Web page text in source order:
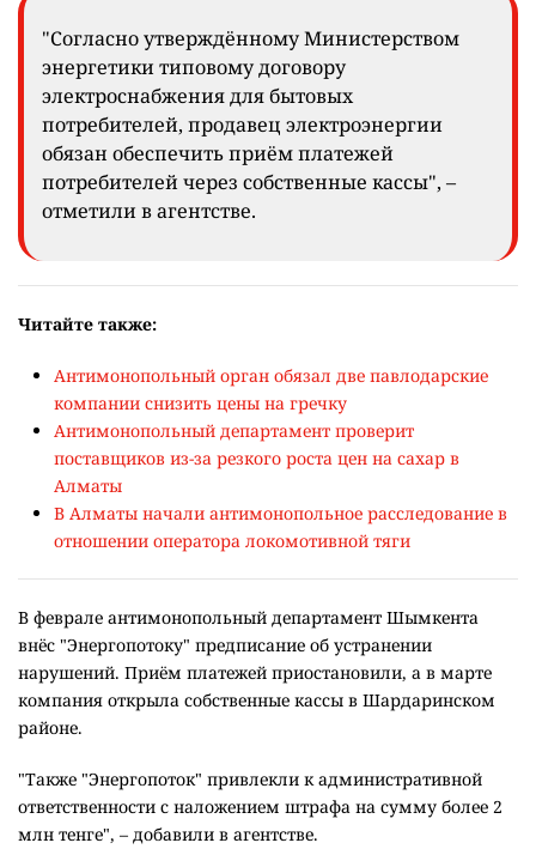
"Согласно утверждённому Министерством
энергетики типовому договору
электроснабжения для бытовых
потребителей, продавец электроэнергии
обязан обеспечить приём платежей
потребителей через собственные кассы", –
отметили в агентстве.
Читайте также:
Антимонопольный орган обязал две павлодарские
компании снизить цены на гречку
Антимонопольный департамент проверит
поставщиков из-за резкого роста цен на сахар в
Алматы
В Алматы начали антимонопольное расследование в
отношении оператора локомотивной тяги
В феврале антимонопольный департамент Шымкента
внёс "Энергопотоку" предписание об устранении
нарушений. Приём платежей приостановили, а в марте
компания открыла собственные кассы в Шардаринском
районе.
"Также "Энергопоток" привлекли к административной
ответственности с наложением штрафа на сумму более 2
млн тенге", – добавили в агентстве.